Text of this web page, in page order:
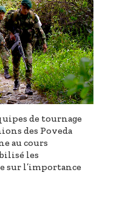
de tournage
des Poveda
au cours
les
sur l’importance